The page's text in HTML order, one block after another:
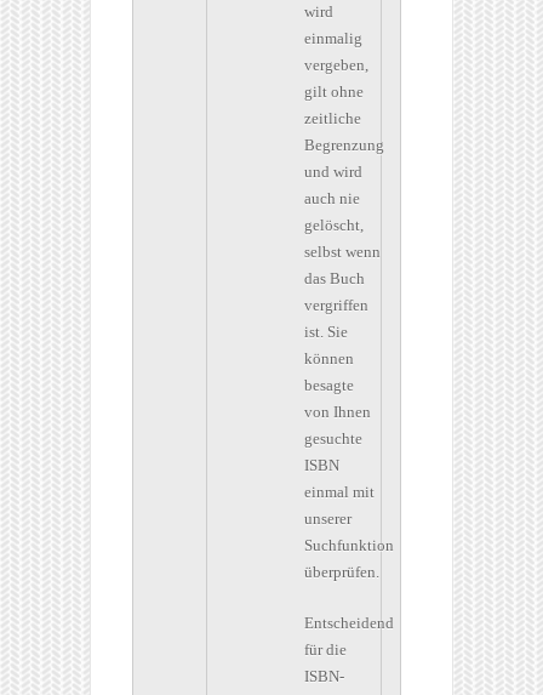
wird
einmalig
vergeben,
gilt ohne
zeitliche
Begrenzung
und wird
auch nie
gelöscht,
selbst wenn
das Buch
vergriffen
ist. Sie
können
besagte
von Ihnen
gesuchte
ISBN
einmal mit
unserer
Suchfunktion
überprüfen.
Entscheidend
für die
ISBN-